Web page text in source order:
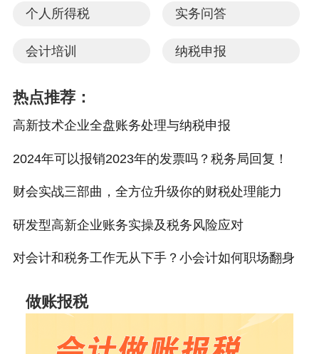
个人所得税 实务问答
会计培训 纳税申报
热点推荐：
高新技术企业全盘账务处理与纳税申报
2024年可以报销2023年的发票吗？税务局回复！
财会实战三部曲，全方位升级你的财税处理能力
研发型高新企业账务实操及税务风险应对
对会计和税务工作无从下手？小会计如何职场翻身
做账报税